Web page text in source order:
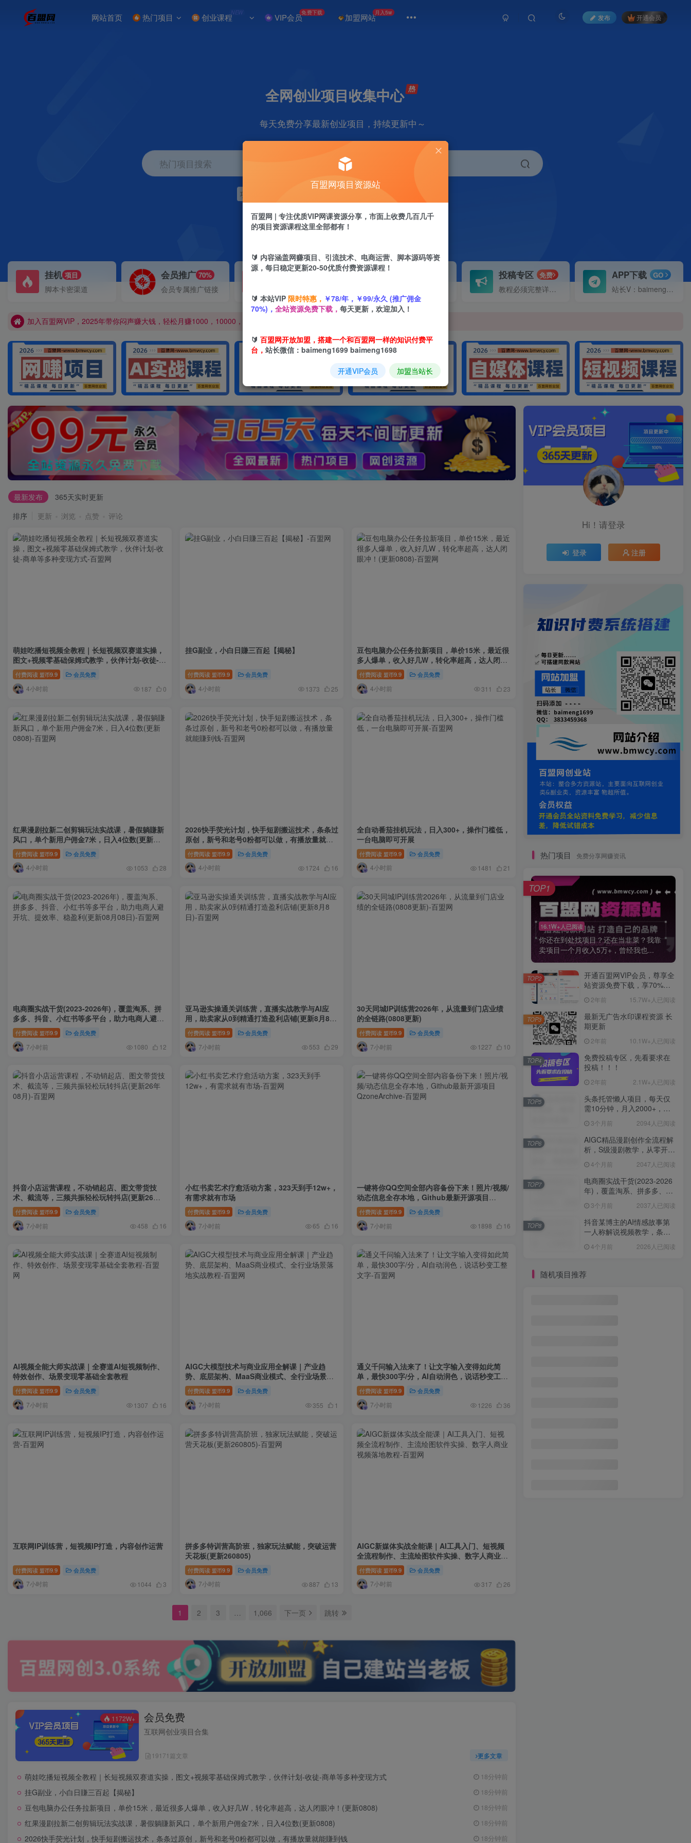
网站首页 热门项目 创业课程NEW VIP会员免费下载 加盟网站月入5w
发布 开通会员
全网创业项目收集中心
每天免费分享最新创业项目，持续更新中～
热门项目搜索
项目
挂机 项目
脚本卡密渠道
会员推广 70%
会员专属推广链接
开通VIP 抢先 加盟站长 投稿专区 免费
教程必须完整详细！
APP下载 GO
站长V：baimeng1699
加入百盟网VIP，2025年带你闷声赚大钱，轻松月赚1000，10000，100000+，甚至更多
【百盟网】找项目 + 低成本创业 + 减少信息差 + 见识各种项目 + 提升网创认知。
加入百盟网VIP，2025年带你闷声赚大钱，轻松月赚1000，10000，100000+，甚至更多
【百盟网】找项目 + 低成本创业 + 减少信息差 + 见识各种项目 + 提升网创认知。
最新发布
365天实时更新
排序
更新 浏览 点赞 评论
萌娃吃播短视频全教程｜长短视频双赛道实操，
图文+视频零基础保姆式教学，伙伴计划-收徒-商
单等多种变现方式
付费阅读 盟币9.9 会员免费
4小时前 187 0
挂G副业，小白日賺三百起【揭秘】
付费阅读 盟币9.9 会员免费
4小时前 1373 25
豆包电脑办公任务拉新项目，单价15米，最近很
多人爆单，收入好几W，转化率超高，达人闭眼
冲！(更新0808)
付费阅读 盟币9.9 会员免费
4小时前 311 23
红果漫剧拉新二创剪辑玩法实战课，暑假躺賺新
风口，单个新用户佣金7米，日入4位数(更新
0808)
付费阅读 盟币9.9 会员免费
4小时前 1053 28
2026快手荧光计划，快手短剧搬运技术，条条过
原创，新号和老号0粉都可以做，有播放量就能
賺到钱
付费阅读 盟币9.9 会员免费
4小时前 1724 16
全自动番茄挂机玩法，日入300+，操作门槛低，
一台电脑即可开展
付费阅读 盟币9.9 会员免费
4小时前 1481 21
电商圈实战干货(2023-2026年)，覆盖淘系、拼
多多、抖音、小红书等多平台，助力电商人避开
坑、提效率、稳盈利(更新08月08日)
付费阅读 盟币9.9 会员免费
7小时前 1080 12
亚马逊实操通关训练营，直播实战教学与AI应
用，助卖家从0到精通打造盈利店铺(更新8月8
日)
付费阅读 盟币9.9 会员免费
7小时前 553 29
30天同城IP训练营2026年，从流量到门店业绩
的全链路(0808更新)
付费阅读 盟币9.9 会员免费
7小时前 1227 10
抖音小店运营课程，不动销起店、图文带货技
术、截流等，三频共振轻松玩转抖店(更新26年
08月)
付费阅读 盟币9.9 会员免费
7小时前 458 16
小红书卖艺术疗愈活动方案，323天到手12w+，
有需求就有市场
付费阅读 盟币9.9 会员免费
7小时前 65 16
一键将你QQ空间全部内容备份下来！照片/视频/
动态信息全存本地，Github最新开源项目
QzoneArchive
付费阅读 盟币9.9 会员免费
7小时前 1898 16
AI视频全能大师实战课｜全赛道AI短视频制作、
特效创作、场景变现零基础全套教程
付费阅读 盟币9.9 会员免费
7小时前 1307 16
AIGC大模型技术与商业应用全解课｜产业趋
势、底层架构、MaaS商业模式、全行业场景落
地实战教程
付费阅读 盟币9.9 会员免费
7小时前 355 1
通义千问输入法来了！让文字输入变得如此简
单，最快300字/分，AI自动润色，说话秒变工整
文字
付费阅读 盟币9.9 会员免费
7小时前 1226 36
互联网IP训练营，短视频IP打造，内容创作运营
付费阅读 盟币9.9 会员免费
7小时前 1044 3
拼多多特训营高阶班，独家玩法赋能，突破运营
天花板(更新260805)
付费阅读 盟币9.9 会员免费
7小时前 887 13
AIGC新媒体实战全能课｜AI工具入门、短视频
全流程制作、主流绘图软件实操、数字人商业视
频落地教程
付费阅读 盟币9.9 会员免费
7小时前 317 26
1 2 3 … 1,066 下一页 跳转
1172W+ 会员免费
互联网创业项目合集
19171篇文章 更多文章
萌娃吃播短视频全教程｜长短视频双赛道实操，图文+视频零基础保姆式教学，伙伴计划-收徒-商单等多种变现方式 18分钟前
挂G副业，小白日賺三百起【揭秘】 18分钟前
豆包电脑办公任务拉新项目，单价15米，最近很多人爆单，收入好几W，转化率超高，达人闭眼冲！(更新0808) 18分钟前
红果漫剧拉新二创剪辑玩法实战课，暑假躺賺新风口，单个新用户佣金7米，日入4位数(更新0808) 18分钟前
2026快手荧光计划，快手短剧搬运技术，条条过原创，新号和老号0粉都可以做，有播放量就能賺到钱 18分钟前
Hi！请登录
登录 注册
热门项目 免费分享网赚资讯
16.1W+人已阅读
你还在到处找项目？还在当韭菜？我靠
卖项目一个月收入5万+，曾经我也...
TOP1
开通百盟网VIP会员，尊享全
站资源免费下载，享70%的
惠】2年前 15.7W+人已阅读
TOP2
最新无广告水印课程资源 长
期更新
2年前 10.1W+人已阅读
TOP3
免费投稿专区，先看要求在
投稿！！！
2年前 2.1W+人已阅读
TOP4
头条托管懒人项目，每天仅
需10分钟，月入2000+，纯
【揭秘】
3个月前 2094人已阅读
TOP5
AIGC精品漫剧创作全流程解
析，S级漫剧教学，从零开始
4个月前 2047人已阅读
TOP6
电商圈实战干货(2023-2026
年)，覆盖淘系、拼多多、抖
电商人避开坑、提效率、稳
盈利(更新4月)
3个月前 2037人已阅读
TOP7
抖音某博主的AI情感故事第
一人称解说视频教学，条条
4个月前 2026人已阅读
TOP8
随机项目推荐
百盟网项目资源站
百盟网 | 专注优质VIP网课资源分享，市面上收费几百几千
的项目资源课程这里全部都有！
🔰 内容涵盖网赚项目、引流技术、电商运营、脚本源码等资
源，每日稳定更新20-50优质付费资源课程！
🔰 本站VIP 限时特惠， ￥78/年，￥99/永久 (推广佣金
70%)， 全站资源免费下载， 每天更新，欢迎加入！
🔰 百盟网开放加盟，搭建一个和百盟网一样的知识付费平
台， 站长微信：baimeng1699 baimeng1698
开通VIP会员 加盟当站长